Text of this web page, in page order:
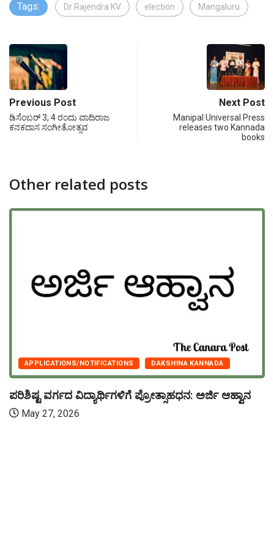
Tags: Dr Rajendra KV election Mangaluru
Previous Post
ಡಿಸೆಂಬರ್ 3, 4 ರಂದು ವಾದಿರಾಜ
ಕನಕದಾಸ ಸಂಗೀತೋತ್ಸವ
Next Post
Manipal Universal Press
releases two Kannada
books
Other related posts
APPLICATIONS/NOTIFICATIONS DAKSHINA KANNADA
ಪರಿಶಿಷ್ಟ ವರ್ಗದ ವಿದ್ಯಾರ್ಥಿಗಳಿಗೆ ಪ್ರೋತ್ಸಾಹಧನ: ಅರ್ಜಿ ಆಹ್ವಾನ
May 27, 2026